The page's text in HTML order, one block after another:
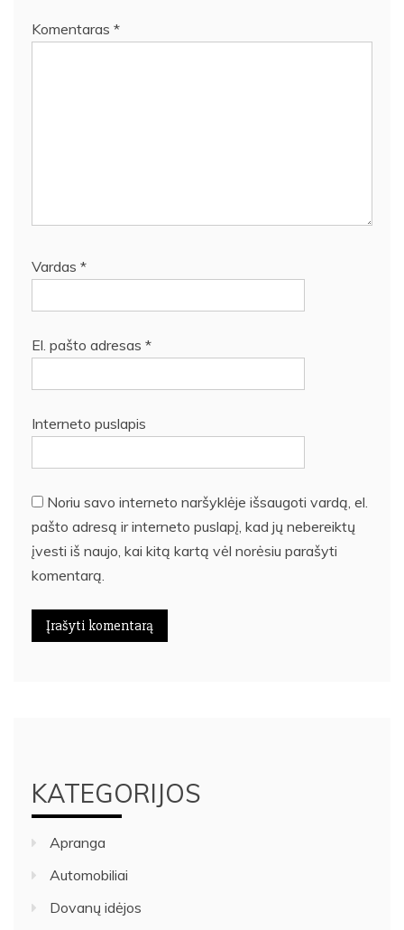
Komentaras *
Vardas *
El. pašto adresas *
Interneto puslapis
Noriu savo interneto naršyklėje išsaugoti vardą, el.
pašto adresą ir interneto puslapį, kad jų nebereiktų
įvesti iš naujo, kai kitą kartą vėl norėsiu parašyti
komentarą.
KATEGORIJOS
Apranga
Automobiliai
Dovanų idėjos